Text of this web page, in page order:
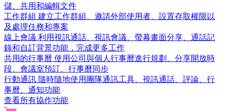
儲、共用和編輯文件
工作群組 建立工作群組、邀請外部使用者、設置存取權限以
及處理任務和專案
線上會議 利用視訊通話、視訊會議、螢幕畫面分享、通話記
錄和自訂背景功能，完成更多工作
共用的行事曆 使用公司與個人行事曆進行規劃、分享開放時
段、會議室預訂、行事曆同步
行動通訊 隨時隨地使用團隊通訊工具、視訊通話、評論、行
事曆、通知功能
查看所有協作功能